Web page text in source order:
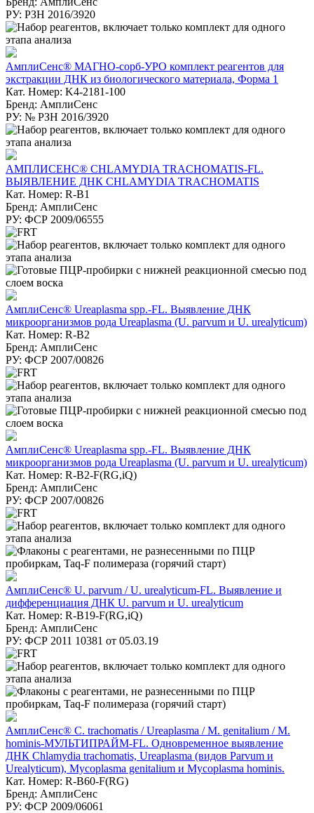
РУ: РЗН 2016/3920
АмплиСенс® МАГНО-сорб-УРО комплект реагентов для
экстракции ДНК из биологического материала, Форма 1
Кат. Номер: K4-2181-100
Бренд: АмплиСенс
РУ: № РЗН 2016/3920
АМПЛИСЕНС® CHLAMYDIA TRACHOMATIS-FL.
ВЫЯВЛЕНИЕ ДНК CHLAMYDIA TRACHOMATIS
Кат. Номер: R-B1
Бренд: АмплиСенс
РУ: ФСР 2009/06555
АмплиСенс® Ureaplasma spp.-FL. Выявление ДНК
микроорганизмов рода Ureaplasma (U. parvum и U. urealyticum)
Кат. Номер: R-B2
Бренд: АмплиСенс
РУ: ФСР 2007/00826
АмплиСенс® Ureaplasma spp.-FL. Выявление ДНК
микроорганизмов рода Ureaplasma (U. parvum и U. urealyticum)
Кат. Номер: R-B2-F(RG,iQ)
Бренд: АмплиСенс
РУ: ФСР 2007/00826
АмплиСенс® U. parvum / U. urealyticum-FL. Выявление и
дифференциация ДНК U. parvum и U. urealyticum
Кат. Номер: R-B19-F(RG,iQ)
Бренд: АмплиСенс
РУ: ФСР 2011 10381 от 05.03.19
АмплиСенс® C. trachomatis / Ureaplasma / M. genitalium / M.
hominis-МУЛЬТИПРАЙМ-FL. Одновременное выявление
ДНК Chlamydia trachomatis, Ureaplasma (видов Parvum и
Urealyticum), Mycoplasma genitalium и Mycoplasma hominis.
Кат. Номер: R-B60-F(RG)
Бренд: АмплиСенс
РУ: ФСР 2009/06061